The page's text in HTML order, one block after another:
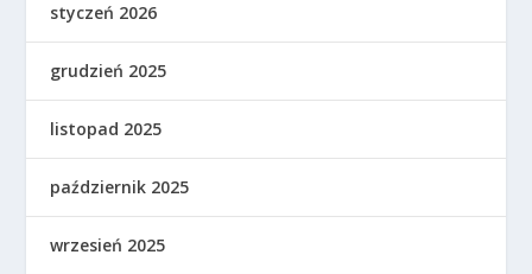
styczeń 2026
grudzień 2025
listopad 2025
październik 2025
wrzesień 2025